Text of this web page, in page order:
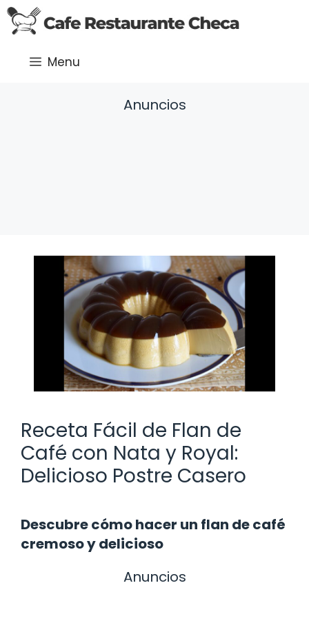
Saltar
al
Menu
Anuncios
Receta Fácil de Flan de
Café con Nata y Royal:
Delicioso Postre Casero
Descubre cómo hacer un flan de café
cremoso y delicioso
Anuncios